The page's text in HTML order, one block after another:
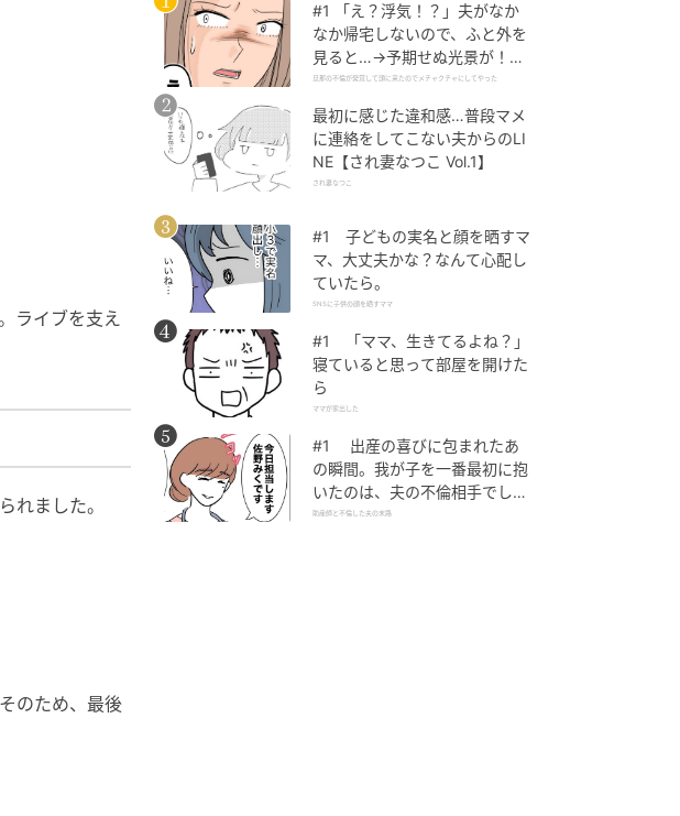
ライブを支え
れました。
のため、最後
#1 「え？浮気！？」夫がなか
なか帰宅しないので、ふと外を
見ると…→予期せぬ光景が！｜
旦那の不倫が発覚して頭に来た
旦那の不倫が発覚して頭に来たのでメチャクチャにしてやった
最初に感じた違和感…普段マメ
に連絡をしてこない夫からのLI
NE【され妻なつこ Vol.1】
され妻なつこ
#1 子どもの実名と顔を晒すマ
マ、大丈夫かな？なんて心配し
ていたら。
SNSに子供の顔を晒すママ
#1 「ママ、生きてるよね？」
寝ていると思って部屋を開けた
ら
ママが家出した
#1 出産の喜びに包まれたあ
の瞬間。我が子を一番最初に抱
いたのは、夫の不倫相手でし
た。
助産師と不倫した夫の末路